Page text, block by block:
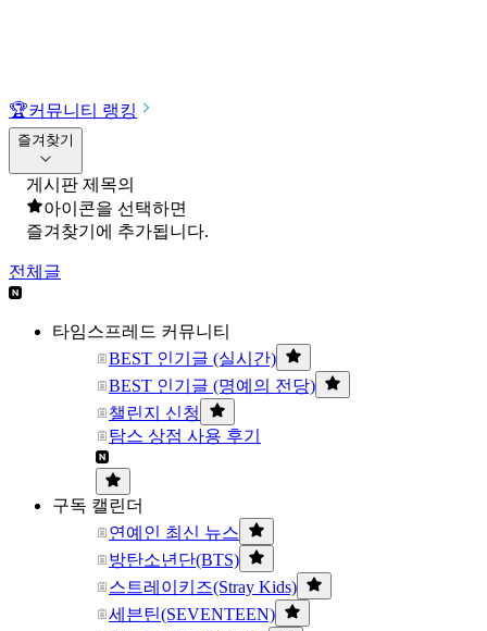
🏆커뮤니티 랭킹
즐겨찾기
게시판 제목의
아이콘을 선택하면
즐겨찾기에 추가됩니다.
전체글
타임스프레드 커뮤니티
BEST 인기글 (실시간)
BEST 인기글 (명예의 전당)
챌린지 신청
탐스 상점 사용 후기
구독 캘린더
연예인 최신 뉴스
방탄소년단(BTS)
스트레이키즈(Stray Kids)
세븐틴(SEVENTEEN)